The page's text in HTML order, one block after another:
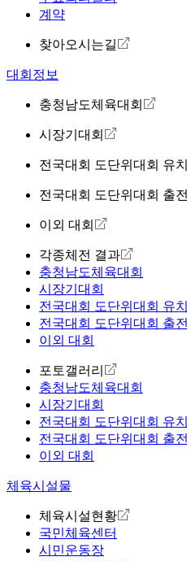
계약
찾아오시는길
대회정보
충청남도체육대회
시장기대회
전국대회 도단위대회 유치
전국대회 도단위대회 출전
이외 대회
각종체전 결과
충청남도체육대회
시장기대회
전국대회 도단위대회 유치
전국대회 도단위대회 출전
이외 대회
포토갤러리
충청남도체육대회
시장기대회
전국대회 도단위대회 유치
전국대회 도단위대회 출전
이외 대회
체육시설물
체육시설현황
국민체육센터
시민운동장